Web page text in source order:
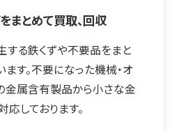
まとめて買取、回収
する鉄くずや不要品をまと
す。不要になった機械・オ
金属含有製品から小さな金
しております。